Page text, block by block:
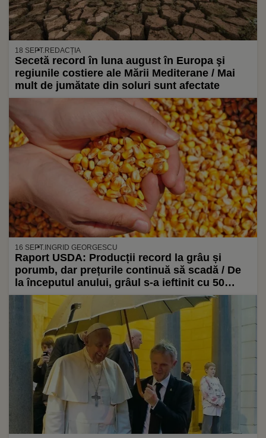
18 SEPT. REDACȚIA
Secetă record în luna august în Europa şi
regiunile costiere ale Mării Mediterane / Mai
mult de jumătate din soluri sunt afectate
16 SEPT. INGRID GEORGESCU
Raport USDA: Producții record la grâu și
porumb, dar prețurile continuă să scadă / De
la începutul anului, grâul s-a ieftinit cu 50
euro/tonă